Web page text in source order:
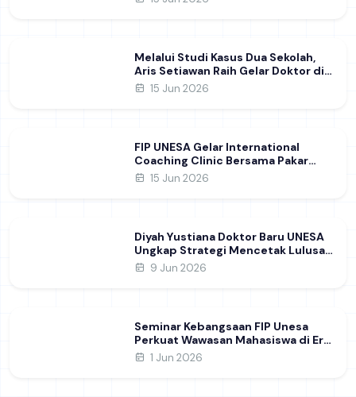
Melalui Studi Kasus Dua Sekolah,
Aris Setiawan Raih Gelar Doktor di
FIP UNESA Usai Kupas Manajemen
15 Jun 2026
FIP UNESA Gelar International
Coaching Clinic Bersama Pakar
Khon Kaen University Thailand,
15 Jun 2026
Diyah Yustiana Doktor Baru UNESA
Ungkap Strategi Mencetak Lulusan
SMK yang Siap Hadapi Dunia Kerja
9 Jun 2026
Seminar Kebangsaan FIP Unesa
Perkuat Wawasan Mahasiswa di Era
Geopolitik Global&nbsp;
1 Jun 2026